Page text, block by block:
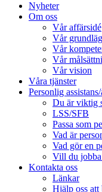
Nyheter
Om oss
Vår affärsidé
Vår
Vår
Vår
Vår vision
Våra tjänster
Personlig
Du är viktig
LSS/SFB
Passa som
Vad är
Vad gör en
Vill du jobba
Kontakta oss
Länkar
Hjälp oss att